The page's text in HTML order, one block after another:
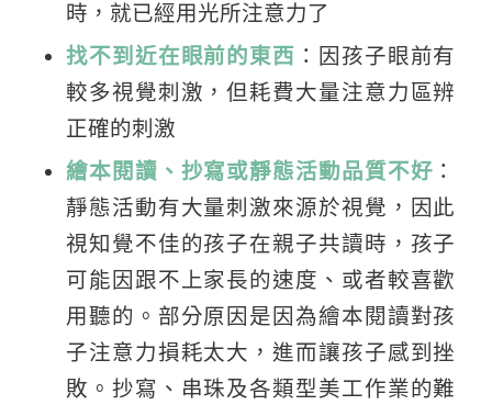
時，就已經用光所注意力了
找不到近在眼前的東西 ：因孩子眼前有
較多視覺刺激，但耗費大量注意力區辨
正確的刺激
繪本閱讀、抄寫或靜態活動品質不好 ：
靜態活動有大量刺激來源於視覺，因此
視知覺不佳的孩子在親子共讀時，孩子
可能因跟不上家長的速度、或者較喜歡
用聽的。部分原因是因為繪本閱讀對孩
子注意力損耗太大，進而讓孩子感到挫
敗。抄寫、串珠及各類型美工作業的難